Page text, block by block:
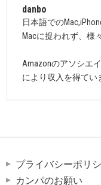
danbo
日本語での
Macに捉われず、様
Amazonのアソシエ
により収入を得てい
プライバシーポリ
カンパのお願い